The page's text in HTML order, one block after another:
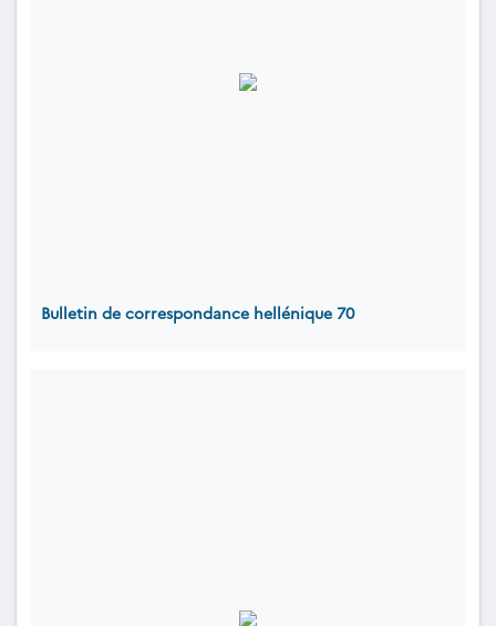
Bulletin de correspondance hellénique 70